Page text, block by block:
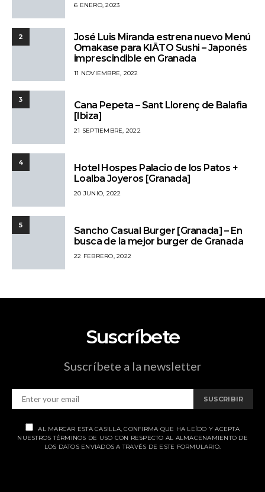
6 ENERO, 2023
2
José Luis Miranda estrena nuevo Menú
Omakase para KIĀTO Sushi – Japonés
imprescindible en Granada
11 NOVIEMBRE, 2022
3
Cana Pepeta – Sant Llorenç de Balafia
[Ibiza]
21 SEPTIEMBRE, 2022
4
Hotel Hospes Palacio de los Patos +
Loalba Joyeros [Granada]
20 JUNIO, 2022
5
Sancho Casual Burger [Granada] – En
busca de la mejor burger de Granada
22 FEBRERO, 2022
Suscríbete
Suscríbete a la newsletter
SUSCRIBIR
AL MARCAR ESTA CASILLA, CONFIRMA QUE HA LEÍDO Y ACEPTA
NUESTROS TÉRMINOS DE USO CON RESPECTO AL ALMACENAMIENTO DE
LOS DATOS ENVIADOS A TRAVÉS DE ESTE FORMULARIO.